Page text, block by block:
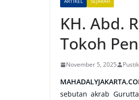
KH. Abd.
Tokoh
November 5, 2025
sebutan akrab